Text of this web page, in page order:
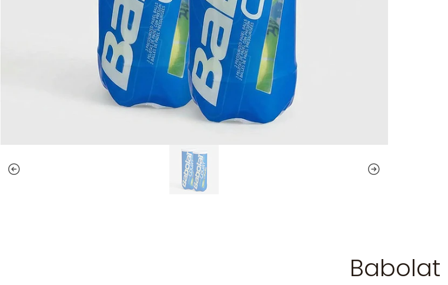
Babolat